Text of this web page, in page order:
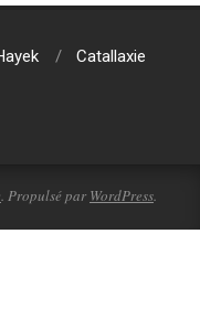
Catallaxie
. Propulsé par WordPress